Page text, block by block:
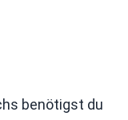
benötigst du